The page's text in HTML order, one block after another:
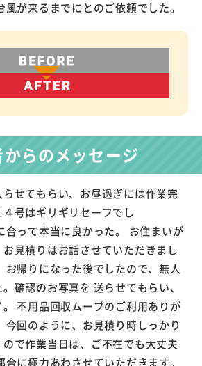
が来るまでにとのご依頼でした。
らのメッセージ
せてもらい、お昼過ぎには作業完
号はギリギリセーフでし
合って本当に良かった。 お住まいが
見積りはお話させていただきまし
お帰りになった後でしたので、無人
確認のお写真を 送らせてもらい、
不用品回収ムーブのご利用ありが
今回のように、お見積り時しっかり
で作業当日は、ご不在でも大丈夫
に極力あわさせていただきます。